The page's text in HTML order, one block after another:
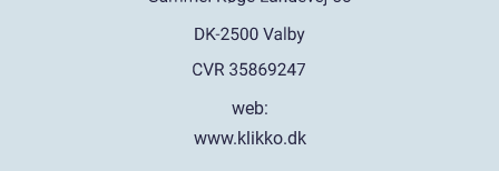
web:
www.klikko.dk